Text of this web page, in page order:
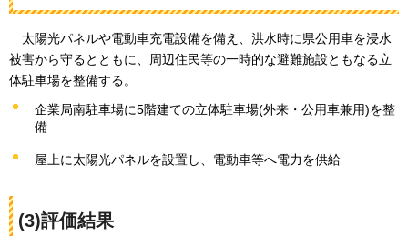
太陽光パネルや電動車充電設備を備え、洪水時に県公用車を浸水
被害から守るとともに、周辺住民等の一時的な避難施設ともなる立
体駐車場を整備する。
企業局南駐車場に5階建ての立体駐車場(外来・公用車兼用)を整
備
屋上に太陽光パネルを設置し、電動車等へ電力を供給
(3)評価結果